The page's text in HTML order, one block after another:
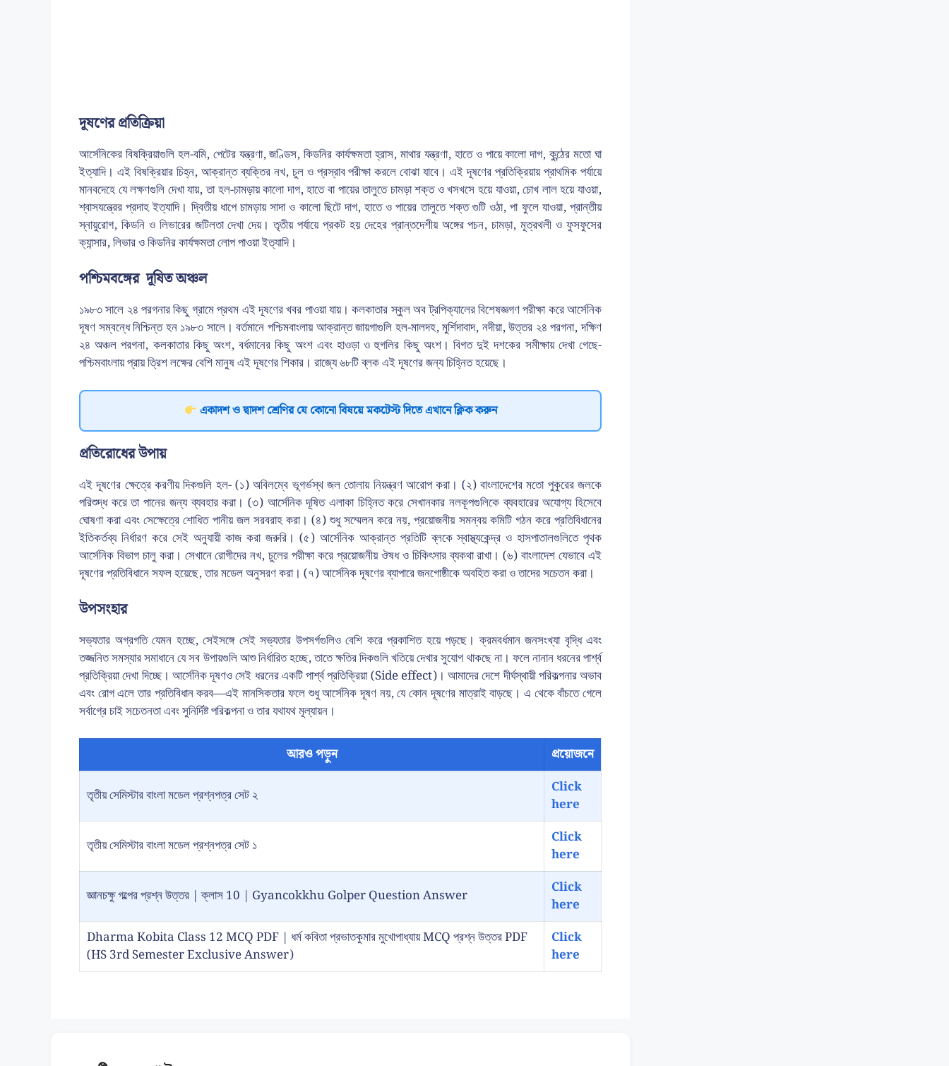
দূষণের প্রতিক্রিয়া
আর্সেনিকের বিষক্রিয়াগুলি হল-বমি, পেটের যন্ত্রণা, জণ্ডিস, কিডনির কার্যক্ষমতা হ্রাস, মাথার যন্ত্রণা, হাতে ও পায়ে কালো দাগ, কুন্ঠের মতো ঘা
ইত্যাদি। এই বিষক্রিয়ার চিহ্ন, আক্রান্ত ব্যক্তির নখ, চুল ও প্রস্রাব পরীক্ষা করলে বোঝা যাবে। এই দূষণের প্রতিক্রিয়ায় প্রাথমিক পর্যায়ে
মানবদেহে যে লক্ষণগুলি দেখা যায়, তা হল-চামড়ায় কালো দাগ, হাতে বা পায়ের তালুতে চামড়া শক্ত ও খসখসে হয়ে যাওয়া, চোখ লাল হয়ে যাওয়া,
শ্বাসযন্ত্রের প্রদাহ ইত্যাদি। দ্বিতীয় ধাপে চামড়ায় সাদা ও কালো ছিটে দাগ, হাতে ও পায়ের তালুতে শক্ত গুটি ওঠা, পা ফুলে যাওয়া, প্রান্তীয়
স্নায়ুরোগ, কিডনি ও লিভারের জটিলতা দেখা দেয়। তৃতীয় পর্যায়ে প্রকট হয় দেহের প্রান্তদেশীয় অঙ্গের পচন, চামড়া, মূত্রথলী ও ফুসফুসের
ক্যান্সার, লিভার ও কিডনির কার্যক্ষমতা লোপ পাওয়া ইত্যাদি।
পশ্চিমবঙ্গের দূষিত অঞ্চল
১৯৮৩ সালে ২৪ পরগনার কিছু গ্রামে প্রথম এই দূষণের খবর পাওয়া যায়। কলকাতার স্কুল অব ট্রপিক্যালের বিশেষজ্ঞগণ পরীক্ষা করে আর্সেনিক
দূষণ সম্বন্ধে নিশ্চিন্ত হন ১৯৮৩ সালে। বর্তমানে পশ্চিমবাংলায় আক্রান্ত জায়গাগুলি হল-মালদহ, মুর্শিদাবাদ, নদীয়া, উত্তর ২৪ পরগনা, দক্ষিণ
২৪ অঞ্চল পরগনা, কলকাতার কিছু অংশ, বর্ধমানের কিছু অংশ এবং হাওড়া ও হুগলির কিছু অংশ। বিগত দুই দশকের সমীক্ষায় দেখা গেছে-
পশ্চিমবাংলায় প্রায় ত্রিশ লক্ষের বেশি মানুষ এই দূষণের শিকার। রাজ্যে ৬৮টি ব্লক এই দূষণের জন্য চিহ্নিত হয়েছে।
একাদশ ও দ্বাদশ শ্রেণির যে কোনো বিষয়ে মকটেস্ট দিতে এখানে ক্লিক করুন
প্রতিরোধের উপায়
এই দূষণের ক্ষেত্রে করণীয় দিকগুলি হল- (১) অবিলম্বে ভূগর্ভস্থ জল তোলায় নিয়ন্ত্রণ আরোপ করা। (২) বাংলাদেশের মতো পুকুরের জলকে
পরিশুদ্ধ করে তা পানের জন্য ব্যবহার করা। (৩) আর্সেনিক দূষিত এলাকা চিহ্নিত করে সেখানকার নলকূপগুলিকে ব্যবহারের অযোগ্য হিসেবে
ঘোষণা করা এবং সেক্ষেত্রে শোধিত পানীয় জল সরবরাহ করা। (৪) শুধু সম্মেলন করে নয়, প্রয়োজনীয় সমন্বয় কমিটি গঠন করে প্রতিবিধানের
ইতিকর্তব্য নির্ধারণ করে সেই অনুযায়ী কাজ করা জরুরি। (৫) আর্সেনিক আক্রান্ত প্রতিটি ব্লকে স্বাস্থ্যকেন্দ্র ও হাসপাতালগুলিতে পৃথক
আর্সেনিক বিভাগ চালু করা। সেখানে রোগীদের নখ, চুলের পরীক্ষা করে প্রয়োজনীয় ঔষধ ও চিকিৎসার ব্যকথা রাখা। (৬) বাংলাদেশ যেভাবে এই
দূষণের প্রতিবিধানে সফল হয়েছে, তার মডেল অনুসরণ করা। (৭) আর্সেনিক দূষণের ব্যাপারে জনগোষ্ঠীকে অবহিত করা ও তাদের সচেতন করা।
উপসংহার
সভ্যতার অগ্রগতি যেমন হচ্ছে, সেইসঙ্গে সেই সভ্যতার উপসর্গগুলিও বেশি করে প্রকাশিত হয়ে পড়ছে। ক্রমবর্ধমান জনসংখ্যা বৃদ্ধি এবং
তজ্জনিত সমস্যার সমাধানে যে সব উপায়গুলি আশু নির্ধারিত হচ্ছে, তাতে ক্ষতির দিকগুলি খতিয়ে দেখার সুযোগ থাকছে না। ফলে নানান ধরনের পার্শ্ব
প্রতিক্রিয়া দেখা দিচ্ছে। আর্সেনিক দূষণও সেই ধরনের একটি পার্শ্ব প্রতিক্রিয়া (Side effect)। আমাদের দেশে দীর্ঘস্থায়ী পরিকল্পনার অভাব
এবং রোগ এলে তার প্রতিবিধান করব—এই মানসিকতার ফলে শুধু আর্সেনিক দূষণ নয়, যে কোন দূষণের মাত্রাই বাড়ছে। এ থেকে বাঁচতে গেলে
সর্বাগ্রে চাই সচেতনতা এবং সুনির্দিষ্ট পরিকল্পনা ও তার যথাযথ মূল্যায়ন।
আরও পড়ুন প্রয়োজনে
তৃতীয় সেমিস্টার বাংলা মডেল প্রশ্নপত্র সেট ২
Click
here
তৃতীয় সেমিস্টার বাংলা মডেল প্রশ্নপত্র সেট ১
Click
here
জ্ঞানচক্ষু গল্পের প্রশ্ন উত্তর | ক্লাস 10 | Gyancokkhu Golper Question Answer
Click
here
Dharma Kobita Class 12 MCQ PDF | ধর্ম কবিতা প্রভাতকুমার মুখোপাধ্যায় MCQ প্রশ্ন উত্তর PDF
(HS 3rd Semester Exclusive Answer)
Click
here